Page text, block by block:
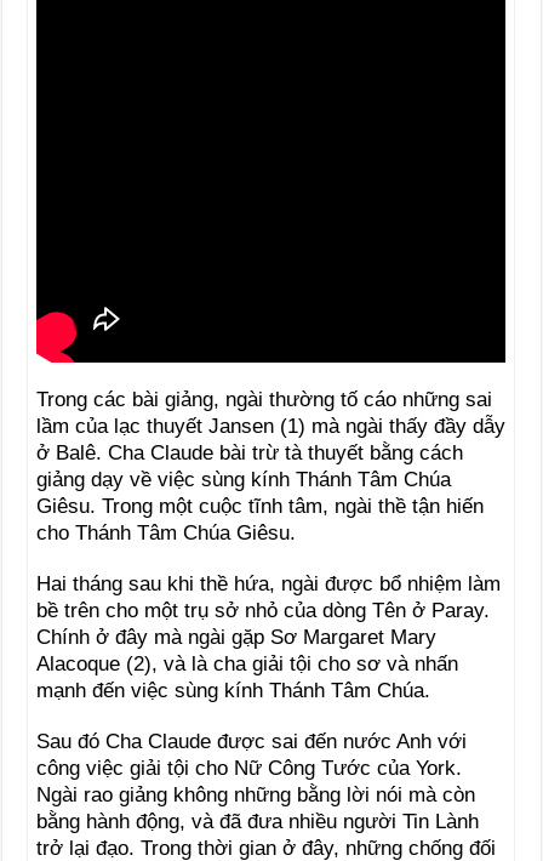
Trong các bài giảng, ngài thường tố cáo những sai
lầm của lạc thuyết Jansen (1) mà ngài thấy đầy dẫy
ở Balê. Cha Claude bài trừ tà thuyết bằng cách
giảng dạy về việc sùng kính Thánh Tâm Chúa
Giêsu. Trong một cuộc tĩnh tâm, ngài thề tận hiến
cho Thánh Tâm Chúa Giêsu.
Hai tháng sau khi thề hứa, ngài được bổ nhiệm làm
bề trên cho một trụ sở nhỏ của dòng Tên ở Paray.
Chính ở đây mà ngài gặp Sơ Margaret Mary
Alacoque (2), và là cha giải tội cho sơ và nhấn
mạnh đến việc sùng kính Thánh Tâm Chúa.
Sau đó Cha Claude được sai đến nước Anh với
công việc giải tội cho Nữ Công Tước của York.
Ngài rao giảng không những bằng lời nói mà còn
bằng hành động, và đã đưa nhiều người Tin Lành
trở lại đạo. Trong thời gian ở đây, những chống đối